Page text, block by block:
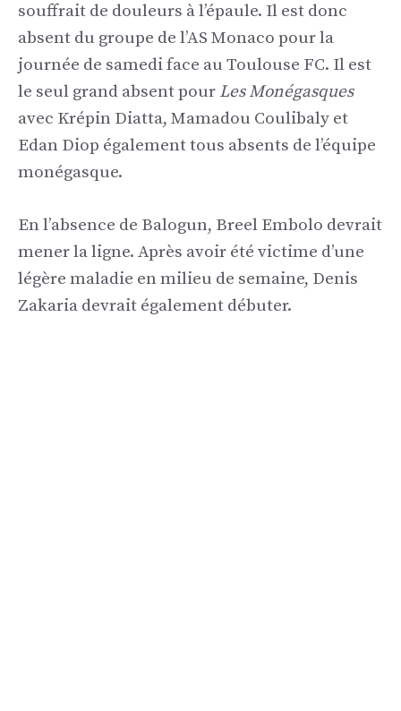
souffrait de douleurs à l’épaule. Il est donc
absent du groupe de l’AS Monaco pour la
journée de samedi face au Toulouse FC. Il est
le seul grand absent pour Les Monégasques
avec Krépin Diatta, Mamadou Coulibaly et
Edan Diop également tous absents de l’équipe
monégasque.
En l’absence de Balogun, Breel Embolo devrait
mener la ligne. Après avoir été victime d’une
légère maladie en milieu de semaine, Denis
Zakaria devrait également débuter.